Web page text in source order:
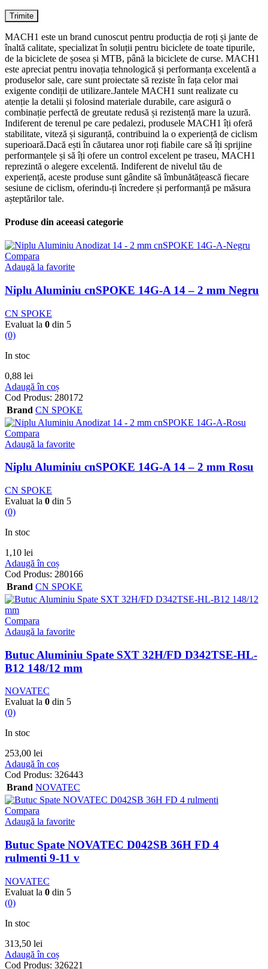
MACH1 este un brand cunoscut pentru producția de roți și jante de
înaltă calitate, specializat în soluții pentru biciclete de toate tipurile,
de la biciclete de șosea și MTB, până la biciclete de curse. MACH1
este apreciat pentru inovația tehnologică și performanța excelentă a
produselor sale, care sunt proiectate să reziste în fața celor mai
exigente condiții de utilizare.Jantele MACH1 sunt realizate cu
atenție la detalii și folosind materiale durabile, care asigură o
combinație perfectă de greutate redusă și rezistență mare la uzură.
Indiferent de terenul pe care pedalezi, produsele MACH1 îți oferă
stabilitate, viteză și siguranță, contribuind la o experiență de ciclism
superioară.Dacă ești în căutarea unor roți fiabile care să îți sprijine
performanțele și să îți ofere un control excelent pe traseu, MACH1
reprezintă o alegere excelentă. Indiferent de nivelul tău de
experiență, aceste produse sunt gândite să îmbunătățească fiecare
sesiune de ciclism, oferindu-ți încredere și performanță pe măsura
așteptărilor tale.
Produse din aceeasi categorie
Compara
Adaugă la favorite
Niplu Aluminiu cnSPOKE 14G-A 14 – 2 mm Negru
CN SPOKE
Evaluat la 0 din 5
(0)
In stoc
0,88 lei
Adaugă în coș
Cod Produs: 280172
Brand CN SPOKE
Compara
Adaugă la favorite
Niplu Aluminiu cnSPOKE 14G-A 14 – 2 mm Rosu
CN SPOKE
Evaluat la 0 din 5
(0)
In stoc
1,10 lei
Adaugă în coș
Cod Produs: 280166
Brand CN SPOKE
Compara
Adaugă la favorite
Butuc Aluminiu Spate SXT 32H/FD D342TSE-HL-
B12 148/12 mm
NOVATEC
Evaluat la 0 din 5
(0)
In stoc
253,00 lei
Adaugă în coș
Cod Produs: 326443
Brand NOVATEC
Compara
Adaugă la favorite
Butuc Spate NOVATEC D042SB 36H FD 4
rulmenti 9-11 v
NOVATEC
Evaluat la 0 din 5
(0)
In stoc
313,50 lei
Adaugă în coș
Cod Produs: 326221